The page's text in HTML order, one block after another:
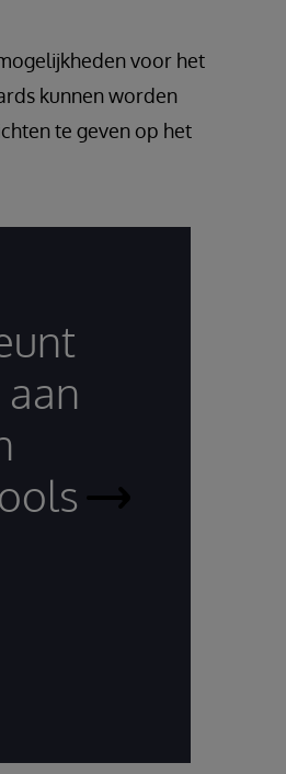
voor het
kunnen worden
te geven op het